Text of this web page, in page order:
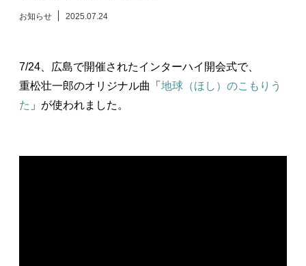
Specials
プロフィール
お知らせ 2025.07.24
7/24、広島で開催されたインターハイ開会式で、
重松壮一郎のオリジナル曲「 地球（ほし）のこもりう
た 」が使われました。